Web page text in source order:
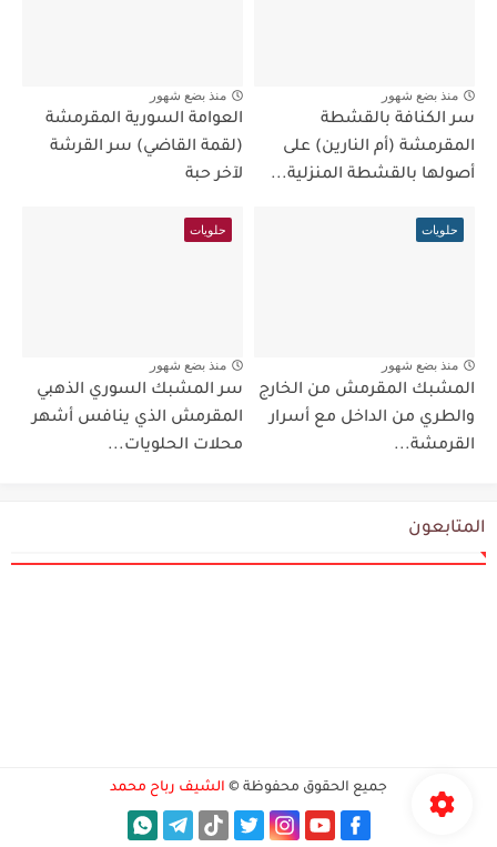
منذ بضع شهور
سر الكنافة بالقشطة
المقرمشة (أم النارين) على
أصولها بالقشطة المنزلية...
منذ بضع شهور
العوامة السورية المقرمشة
(لقمة القاضي) سر القرشة
لآخر حبة
حلويات
منذ بضع شهور
المشبك المقرمش من الخارج
والطري من الداخل مع أسرار
القرمشة...
حلويات
منذ بضع شهور
سر المشبك السوري الذهبي
المقرمش الذي ينافس أشهر
محلات الحلويات...
المتابعون
جميع الحقوق محفوظة © الشيف رباح محمد